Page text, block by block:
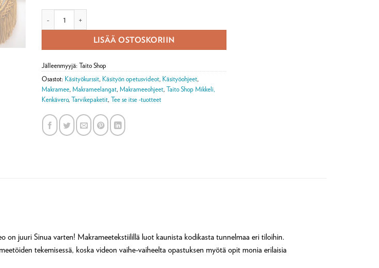
LISÄÄ OSTOSKORIIN
Jälleenmyyjä: Taito Shop
Osastot: Käsityökurssit, Käsityön opetusvideot, Käsityöohjeet,
Makramee, Makrameelangat, Makrameeohjeet, Taito Shop Mikkeli,
Kenkävero, Tarvikepaketit, Tee se itse -tuotteet
on juuri Sinua varten! Makrameetekstiilillä luot kaunista kodikasta tunnelmaa eri tiloihin.
tekemisessä, koska videon vaihe-vaiheelta opastuksen myötä opit monia erilaisia